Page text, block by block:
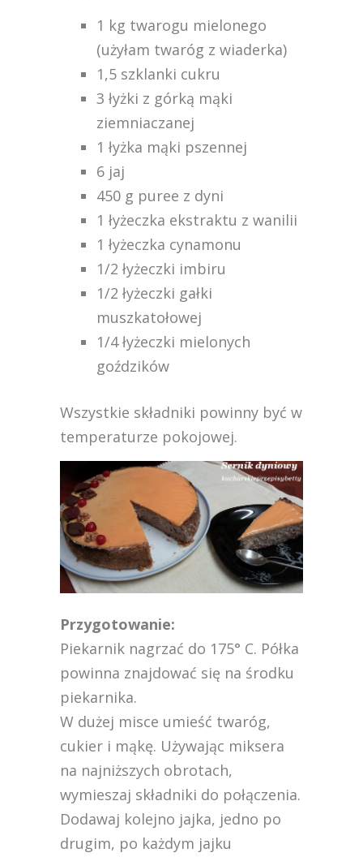
1 kg twarogu mielonego
(użyłam twaróg z wiaderka)
1,5 szklanki cukru
3 łyżki z górką mąki
ziemniaczanej
1 łyżka mąki pszennej
6 jaj
450 g puree z dyni
1 łyżeczka ekstraktu z wanilii
1 łyżeczka cynamonu
1/2 łyżeczki imbiru
1/2 łyżeczki gałki
muszkatołowej
1/4 łyżeczki mielonych
goździków
Wszystkie składniki powinny być w
temperaturze pokojowej.
Przygotowanie:
Piekarnik nagrzać do 175° C. Półka
powinna znajdować się na środku
piekarnika.
W dużej misce umieść twaróg,
cukier i mąkę. Używając miksera
na najniższych obrotach,
wymieszaj składniki do połączenia.
Dodawaj kolejno jajka, jedno po
drugim, po każdym jajku